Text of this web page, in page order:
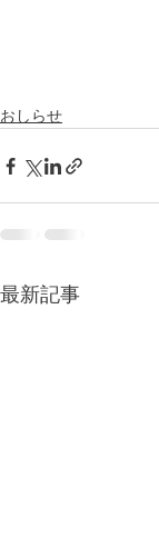
おしらせ
最新記事